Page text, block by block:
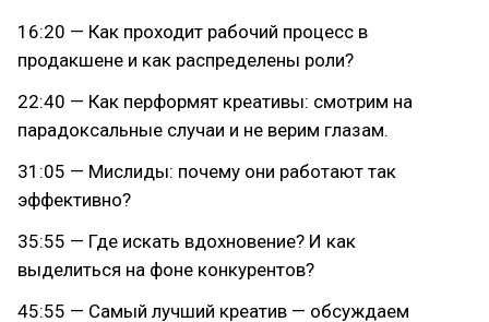
16:20 — Как проходит рабочий процесс в
продакшене и как распределены роли?
22:40 — Как перформят креативы: смотрим на
парадоксальные случаи и не верим глазам.
31:05 — Мислиды: почему они работают так
эффективно?
35:55 — Где искать вдохновение? И как
выделиться на фоне конкурентов?
45:55 — Самый лучший креатив — обсуждаем